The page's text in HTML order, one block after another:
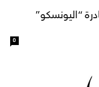
“اليونسكو”
0